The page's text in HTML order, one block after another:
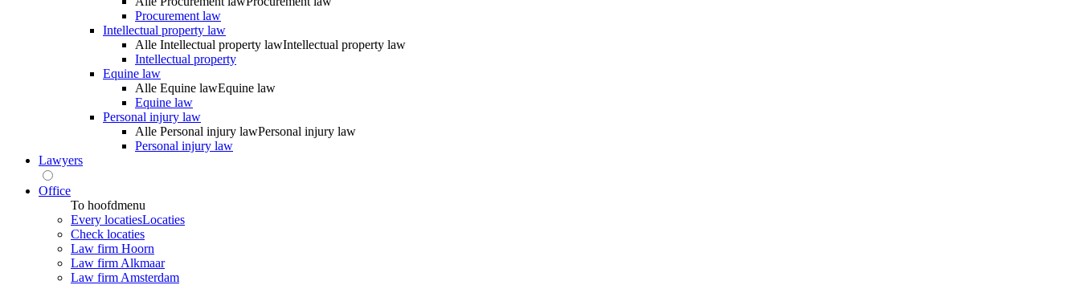
Procurement law
Intellectual property law
Alle Intellectual property lawIntellectual property law
Intellectual property
Equine law
Alle Equine lawEquine law
Equine law
Personal injury law
Alle Personal injury lawPersonal injury law
Personal injury law
Lawyers
Office
To hoofdmenu
Every locatiesLocaties
Check locaties
Law firm Hoorn
Law firm Alkmaar
Law firm Amsterdam